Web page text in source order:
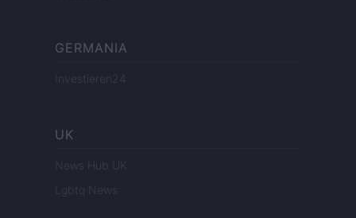
GERMANIA
Investieren24
UK
News Hub UK
Lgbtq News